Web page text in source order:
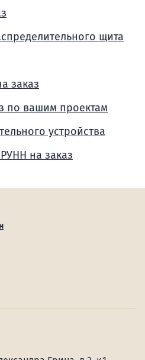
щита
заказ
по вашим проектам
устройства
на заказ